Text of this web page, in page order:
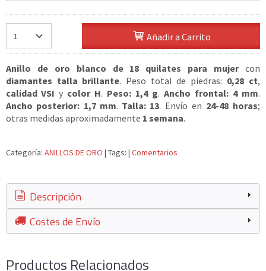
Añadir a Carrito
Anillo de oro blanco de 18 quilates para mujercon
diamantes talla brillante. Peso total de piedras: 0,28 ct,
calidad VSI y color H. Peso: 1,4 g. Ancho frontal: 4 mm.
Ancho posterior: 1,7 mm. Talla: 13. Envío en 24-48 horas;
otras medidas aproximadamente 1 semana.
Categoría: ANILLOS DE ORO | Tags: | Comentarios
Descripción
Costes de Envío
Productos Relacionados